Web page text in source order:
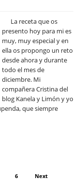
La receta que os
presento hoy para mi es
muy, muy especial y en
ella os propongo un reto
desde ahora y durante
todo el mes de
diciembre. Mi
compañera Cristina del
blog Kanela y Limón y yo
que siempre
6 Next